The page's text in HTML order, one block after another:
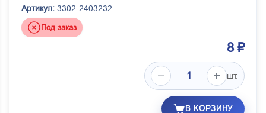
Артикул: 3302-2403232
Под заказ
8 ₽
шт.
В КОРЗИНУ